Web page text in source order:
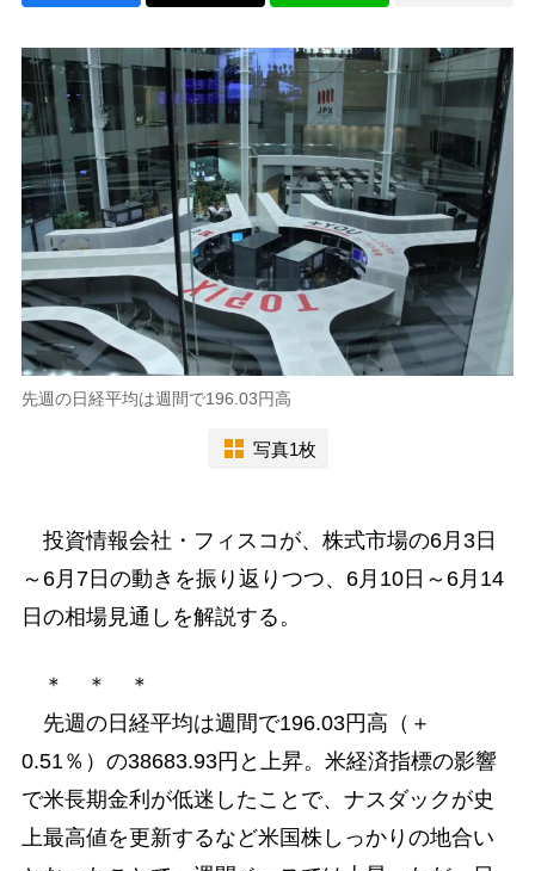
先週の日経平均は週間で196.03円高
写真1枚
投資情報会社・フィスコが、株式市場の6月3日
～6月7日の動きを振り返りつつ、6月10日～6月14
日の相場見通しを解説する。
＊ ＊ ＊
先週の日経平均は週間で196.03円高（＋
0.51％）の38683.93円と上昇。米経済指標の影響
で米長期金利が低迷したことで、ナスダックが史
上最高値を更新するなど米国株しっかりの地合い